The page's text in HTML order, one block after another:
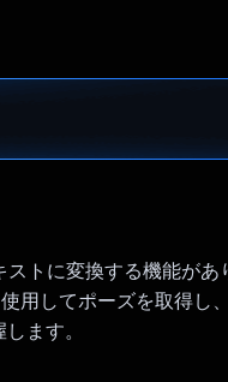
トに変換する機能があ
用してポーズを取得し
ます。